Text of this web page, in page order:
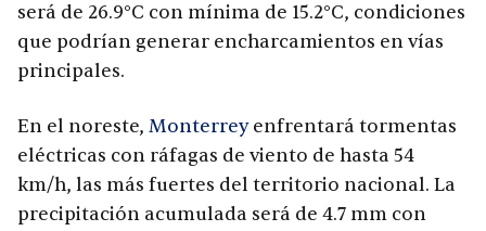
será de 26.9°C con mínima de 15.2°C, condiciones
que podrían generar encharcamientos en vías
principales.
En el noreste, Monterreyenfrentará tormentas
eléctricas con ráfagas de viento de hasta 54
km/h, las más fuertes del territorio nacional. La
precipitación acumulada será de 4.7 mm con